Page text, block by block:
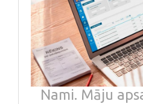
Nami. Māju